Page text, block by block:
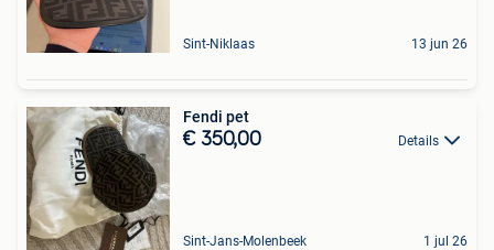
Sint-Niklaas 13 jun 26
Fendi pet
€ 350,00 Details
Sint-Jans-Molenbeek 1 jul 26